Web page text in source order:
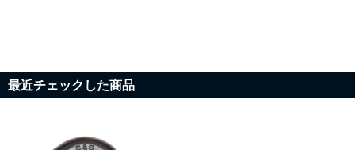
最近チェックした商品